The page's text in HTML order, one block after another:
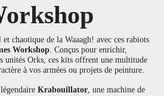
chaotique de la Waaagh! avec ces rabiots
Workshop . Conçus pour enrichir,
unités Orks, ces kits offrent une multitude
à vos armées ou projets de peinture.
Krabouillator , une machine de